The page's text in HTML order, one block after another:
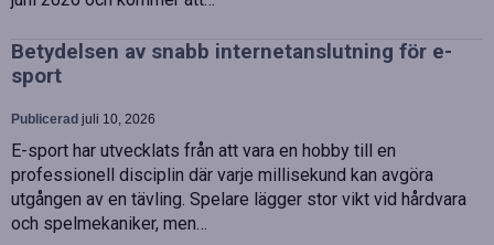
Betydelsen av snabb internetanslutning för e-
sport
Publicerad juli 10, 2026
E-sport har utvecklats från att vara en hobby till en
professionell disciplin där varje millisekund kan avgöra
utgången av en tävling. Spelare lägger stor vikt vid hårdvara
och spelmekaniker, men…